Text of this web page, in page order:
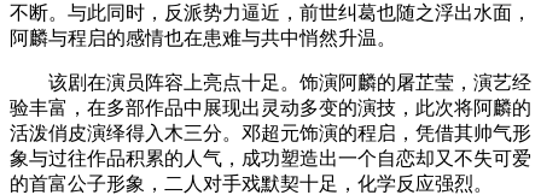
不断。与此同时，反派势力逼近，前世纠葛也随之浮出水面，
阿麟与程启的感情也在患难与共中悄然升温。
该剧在演员阵容上亮点十足。饰演阿麟的屠芷莹，演艺经
验丰富，在多部作品中展现出灵动多变的演技，此次将阿麟的
活泼俏皮演绎得入木三分。邓超元饰演的程启，凭借其帅气形
象与过往作品积累的人气，成功塑造出一个自恋却又不失可爱
的首富公子形象，二人对手戏默契十足，化学反应强烈。